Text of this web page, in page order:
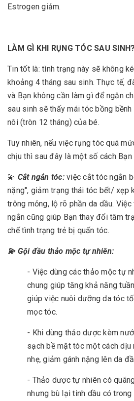
Estrogen giảm.
LÀM GÌ KHI RỤNG TÓC SAU SINH?
Tin tốt là: tình trạng này sẽ không
khoảng 4 tháng sau sinh. Thực tế,
và Bạn không cần làm gì để ngăn
sau sinh sẽ thấy mái tóc bồng
nôi (tròn 12 tháng) của bé.
Tuy nhiên, nếu việc rụng tóc quá
chịu thì sau đây là một số cách Bạn
💫 Cắt ngắn tóc: việc cắt tóc ngắn
nặng", giảm trạng thái tóc bết/ xẹp
trông mỏng, lộ rõ phần da dầu.
ngắn cũng giúp Bạn thay đổi tâm
chế tình trạng trẻ bị quấn tóc.
💫 Gội đầu thảo mộc tự nhiên:
- Việc dùng các thảo mộc tự
chung giúp tăng khả năng
giúp việc nuôi dưỡng da tóc
mọc tóc.
- Khi dùng thảo dược kèm
sạch bề mặt tóc một cách dịu
nhẹ, giảm gánh nặng lên da
- Thảo dược tự nhiên có
nhưng bù lại tinh dầu có